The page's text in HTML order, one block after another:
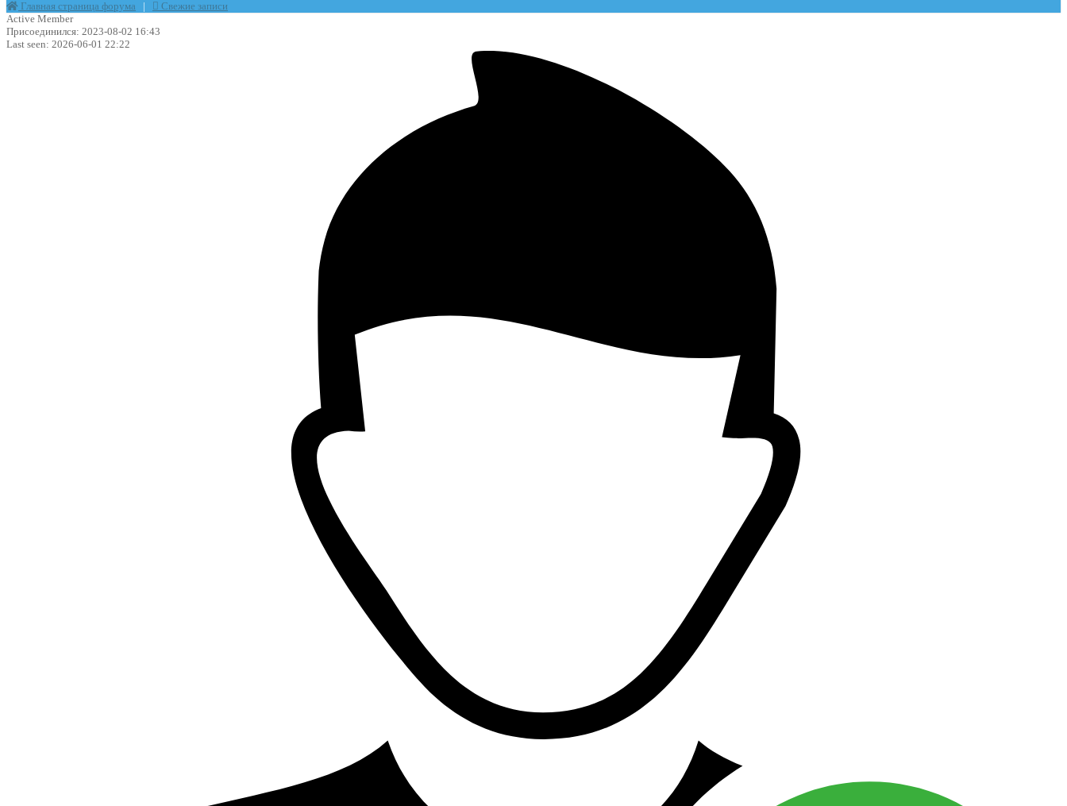
Главная страница форума |
Свежие записи
Active Member
Присоединился: 2023-08-02 16:43
Last seen: 2026-06-01 22:22